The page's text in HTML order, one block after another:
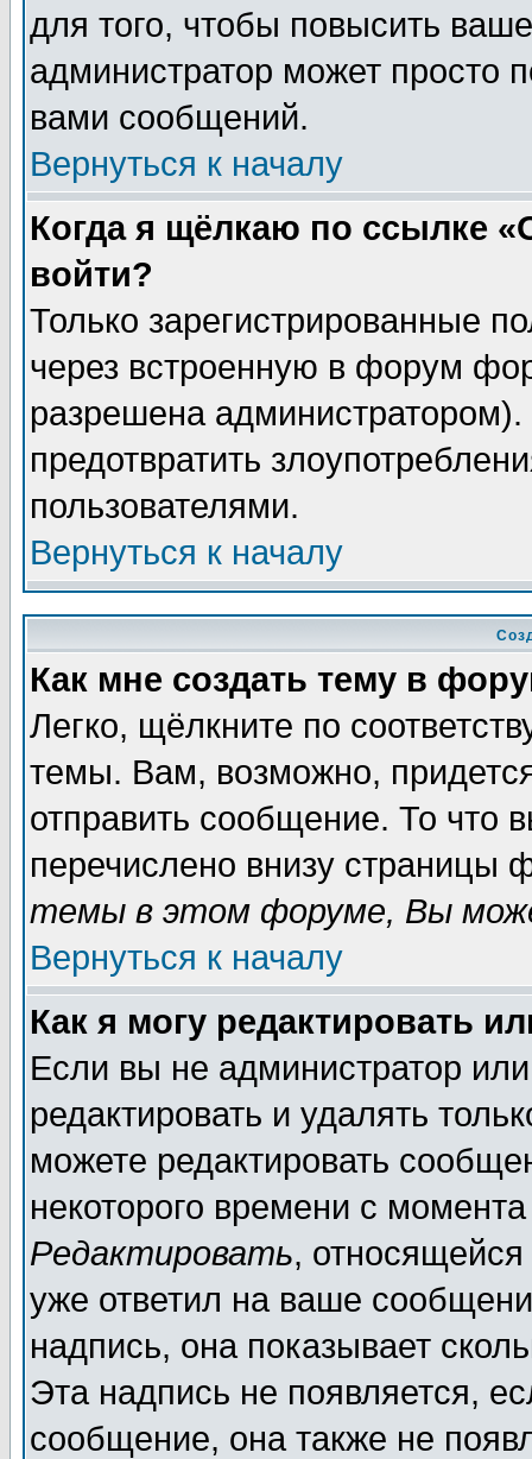
для того, чтобы повысить
администратор может просто
вами сообщений.
Вернуться к началу
Когда я щёлкаю по ссылке
войти?
Только зарегистрированные
через встроенную в форум
разрешена
предотвратить
пользователями.
Вернуться к началу
Как мне создать тему в
Легко, щёлкните по
темы. Вам, возможно,
отправить сообщение. То что
перечислено внизу страницы
темы в этом форуме, Вы
Вернуться к началу
Как я могу редактировать
Если вы не администратор
редактировать и удалять
можете редактировать
некоторого времени с
Редактировать,
уже ответил на ваше
надпись, она показывает
Эта надпись не появляется,
сообщение, она также не